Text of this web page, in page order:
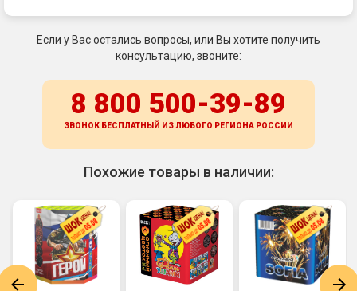
Если у Вас остались вопросы, или Вы хотите получить
консультацию, звоните:
8 800 500-39-89
ЗВОНОК БЕСПЛАТНЫЙ ИЗ ЛЮБОГО РЕГИОНА РОССИИ
Похожие товары в наличии: